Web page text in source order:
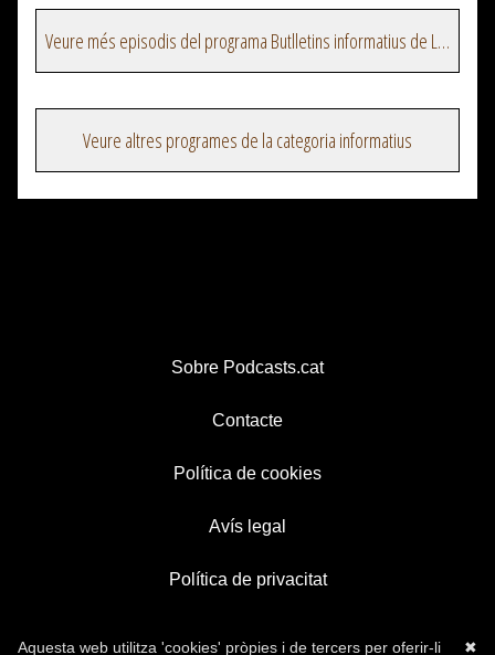
Veure més episodis del programa Butlletins informatius de La Xarxa
Veure altres programes de la categoria informatius
Sobre Podcasts.cat
Contacte
Política de cookies
Avís legal
Política de privacitat
✖
Aquesta web utilitza 'cookies' pròpies i de tercers per oferir-li